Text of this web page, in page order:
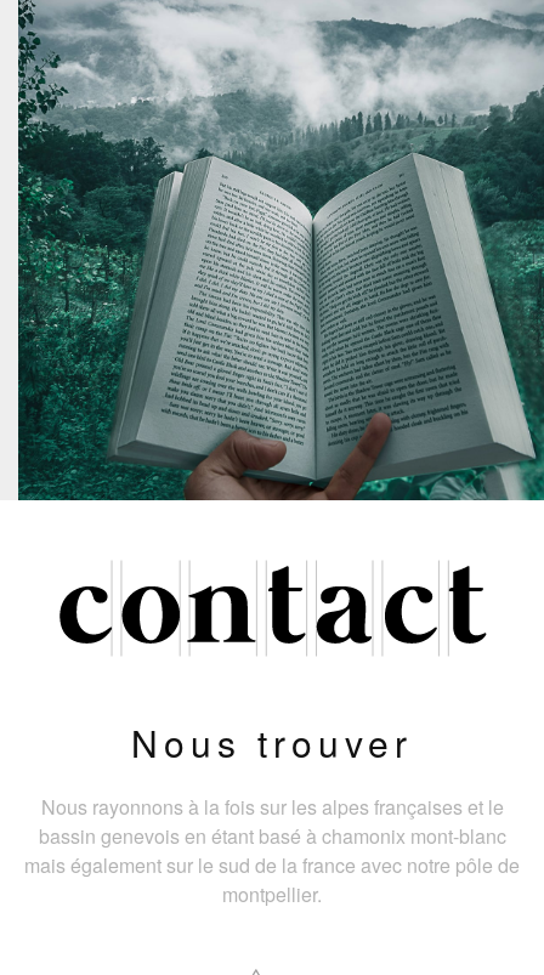
Nous trouver
Nous rayonnons à la fois sur les alpes françaises et le
bassin genevois en étant basé à chamonix mont-blanc
mais également sur le sud de la france avec notre pôle de
montpellier.